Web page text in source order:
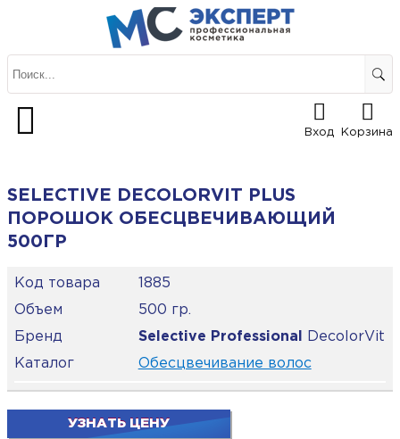
Вход Корзина
SELECTIVE DECOLORVIT PLUS
ПОРОШОК ОБЕСЦВЕЧИВАЮЩИЙ
500ГР
Код товара
1885
Объем
500 гр.
Бренд
Selective Professional
DecolorVit
Каталог
Обесцвечивание волос
УЗНАТЬ ЦЕНУ